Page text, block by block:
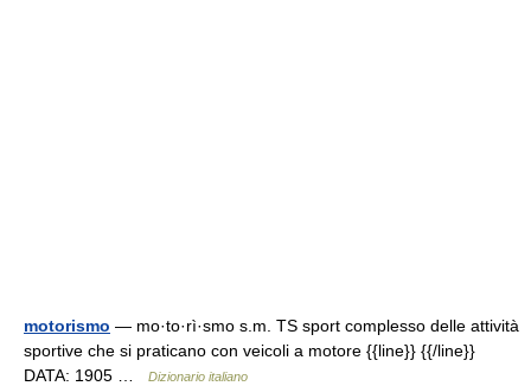
motorismo — mo·to·rì·smo s.m. TS sport complesso delle attività
sportive che si praticano con veicoli a motore {{line}} {{/line}}
DATA: 1905 …
Dizionario italiano